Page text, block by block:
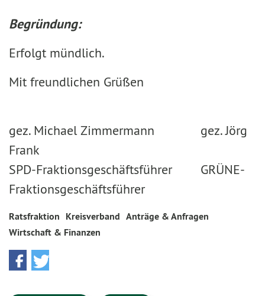
Begründung:
Erfolgt mündlich.
Mit freundlichen Grüßen
gez. Michael Zimmermann gez. Jörg
Frank
SPD-Fraktionsgeschäftsführer GRÜNE-
Fraktionsgeschäftsführer
Ratsfraktion Kreisverband Anträge & Anfragen
Wirtschaft & Finanzen